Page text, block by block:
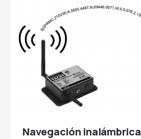
Navegación inalámbrica